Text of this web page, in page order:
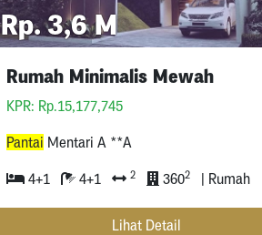
Rp. 3,6 M
Rumah Minimalis Mewah
KPR: Rp.15,177,745
Pantai Mentari A **A
4+1 4+1 2 3602 | Rumah
Lihat Detail